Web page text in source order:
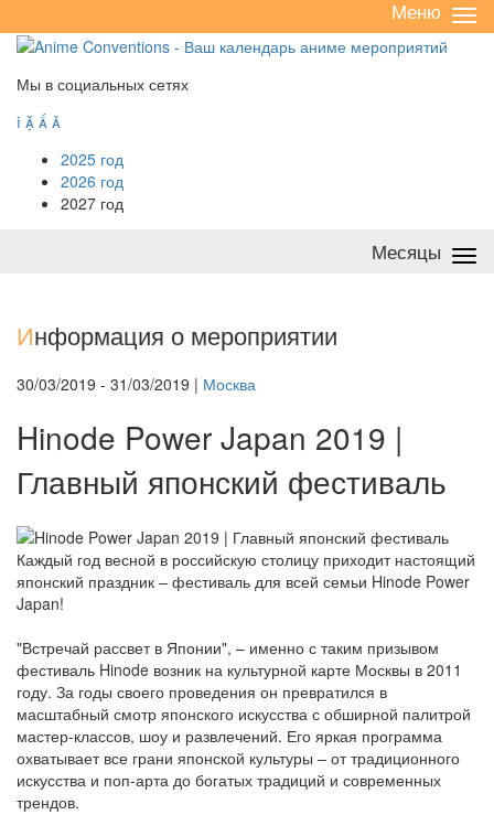
/
Меню
Мы в социальных сетях
   
2025 год
2026 год
2027 год
Месяцы
Информация о мероприятии
30/03/2019 - 31/03/2019 | Москва
Hinode Power Japan 2019 |
Главный японский фестиваль
Каждый год весной в российскую столицу приходит настоящий
японский праздник – фестиваль для всей семьи Hinode Power
Japan!
"Встречай рассвет в Японии", – именно с таким призывом
фестиваль Hinode возник на культурной карте Москвы в 2011
году. За годы своего проведения он превратился в
масштабный смотр японского искусства с обширной палитрой
мастер-классов, шоу и развлечений. Его яркая программа
охватывает все грани японской культуры – от традиционного
искусства и поп-арта до богатых традиций и современных
трендов.